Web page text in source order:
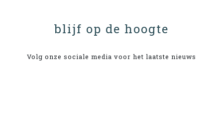
blijf op de hoogte
Volg onze sociale media voor het laatste nieuws